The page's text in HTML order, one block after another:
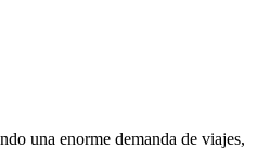
una enorme demanda de viajes,